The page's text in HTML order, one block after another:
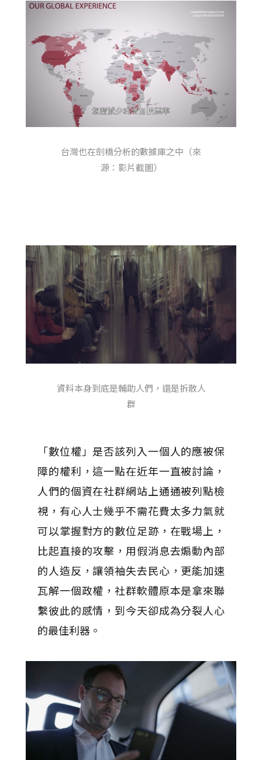
台灣也在劍橋分析的數據庫之中（來
源：影片截圖）
資料本身到底是輔助人們，還是拆散人
群
「數位權」是否該列入一個人的應被保
障的權利，這一點在近年一直被討論，
人們的個資在社群網站上通通被列點檢
視，有心人士幾乎不需花費太多力氣就
可以掌握對方的數位足跡，在戰場上，
比起直接的攻擊，用假消息去煽動內部
的人造反，讓領袖失去民心，更能加速
瓦解一個政權，社群軟體原本是拿來聯
繫彼此的感情，到今天卻成為分裂人心
的最佳利器。